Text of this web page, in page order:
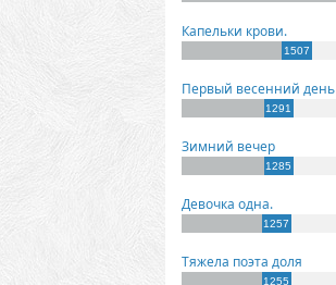
Капельки крови.
1507
Первый весенний день
1291
Зимний вечер
1285
Девочка одна.
1257
Тяжела поэта доля
1255